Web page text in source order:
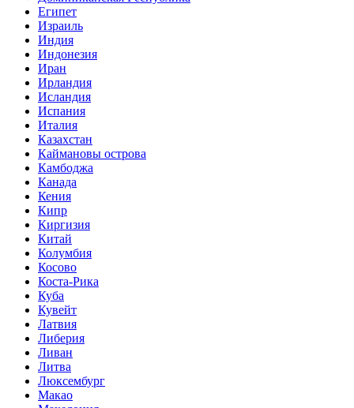
Египет
Израиль
Индия
Индонезия
Иран
Ирландия
Исландия
Испания
Италия
Казахстан
Каймановы острова
Камбоджа
Канада
Кения
Кипр
Киргизия
Китай
Колумбия
Косово
Коста-Рика
Куба
Кувейт
Латвия
Либерия
Ливан
Литва
Люксембург
Макао